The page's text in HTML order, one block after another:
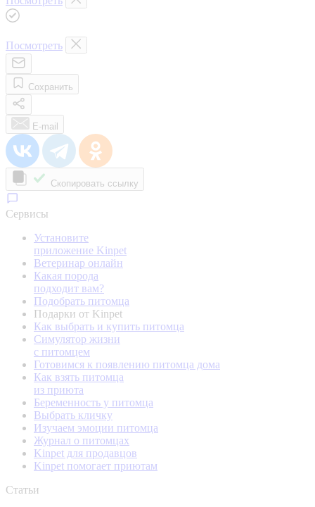
Посмотреть
Сохранить
E-mail
Скопировать ссылку
Сервисы
Установите
приложение Kinpet
Ветеринар онлайн
Какая порода
подходит вам?
Подобрать питомца
Подарки от Kinpet
Как выбрать и купить питомца
Симулятор жизни
с питомцем
Готовимся к появлению питомца дома
Как взять питомца
из приюта
Беременность у питомца
Выбрать кличку
Изучаем эмоции питомца
Журнал о питомцах
Kinpet для продавцов
Kinpet помогает приютам
Статьи